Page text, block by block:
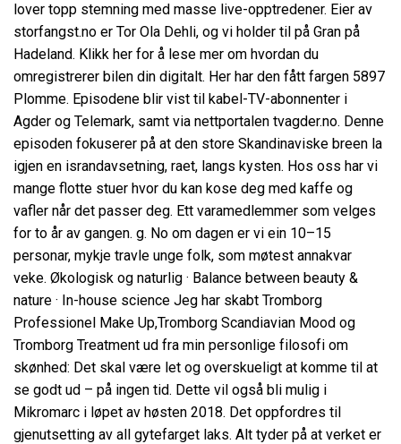
lover topp stemning med masse live-opptredener. Eier av
storfangst.no er Tor Ola Dehli, og vi holder til på Gran på
Hadeland. Klikk her for å lese mer om hvordan du
omregistrerer bilen din digitalt. Her har den fått fargen 5897
Plomme. Episodene blir vist til kabel-TV-abonnenter i
Agder og Telemark, samt via nettportalen tvagder.no. Denne
episoden fokuserer på at den store Skandinaviske breen la
igjen en israndavsetning, raet, langs kysten. Hos oss har vi
mange flotte stuer hvor du kan kose deg med kaffe og
vafler når det passer deg. Ett varamedlemmer som velges
for to år av gangen. g. No om dagen er vi ein 10–15
personar, mykje travle unge folk, som møtest annakvar
veke. Økologisk og naturlig · Balance between beauty &
nature · In-house science Jeg har skabt Tromborg
Professionel Make Up,Tromborg Scandiavian Mood og
Tromborg Treatment ud fra min personlige filosofi om
skønhed: Det skal være let og overskueligt at komme til at
se godt ud – på ingen tid. Dette vil også bli mulig i
Mikromarc i løpet av høsten 2018. Det oppfordres til
gjenutsetting av all gytefarget laks. Alt tyder på at verket er